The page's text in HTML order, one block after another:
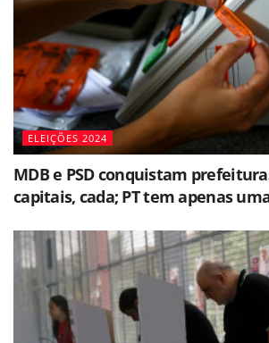
ELEIÇÕES 2024
MDB e PSD conquistam
capitais, cada; PT tem apenas